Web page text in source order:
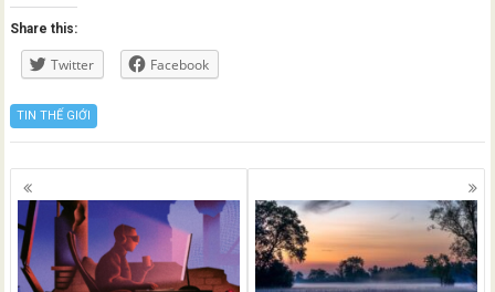
Share this:
Twitter Facebook
TIN THẾ GIỚI
Posts
navigation